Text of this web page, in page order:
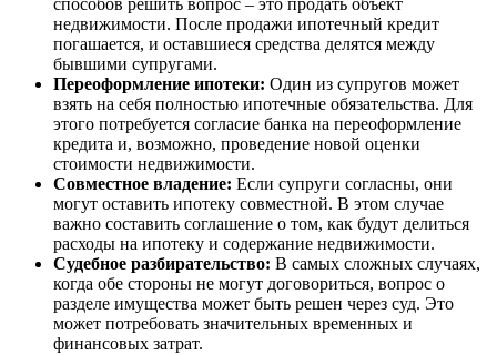
способов решить вопрос – это продать объект
недвижимости. После продажи ипотечный кредит
погашается, и оставшиеся средства делятся между
бывшими супругами.
Переоформление ипотеки: Один из супругов может
взять на себя полностью ипотечные обязательства. Для
этого потребуется согласие банка на переоформление
кредита и, возможно, проведение новой оценки
стоимости недвижимости.
Совместное владение: Если супруги согласны, они
могут оставить ипотеку совместной. В этом случае
важно составить соглашение о том, как будут делиться
расходы на ипотеку и содержание недвижимости.
Судебное разбирательство: В самых сложных случаях,
когда обе стороны не могут договориться, вопрос о
разделе имущества может быть решен через суд. Это
может потребовать значительных временных и
финансовых затрат.